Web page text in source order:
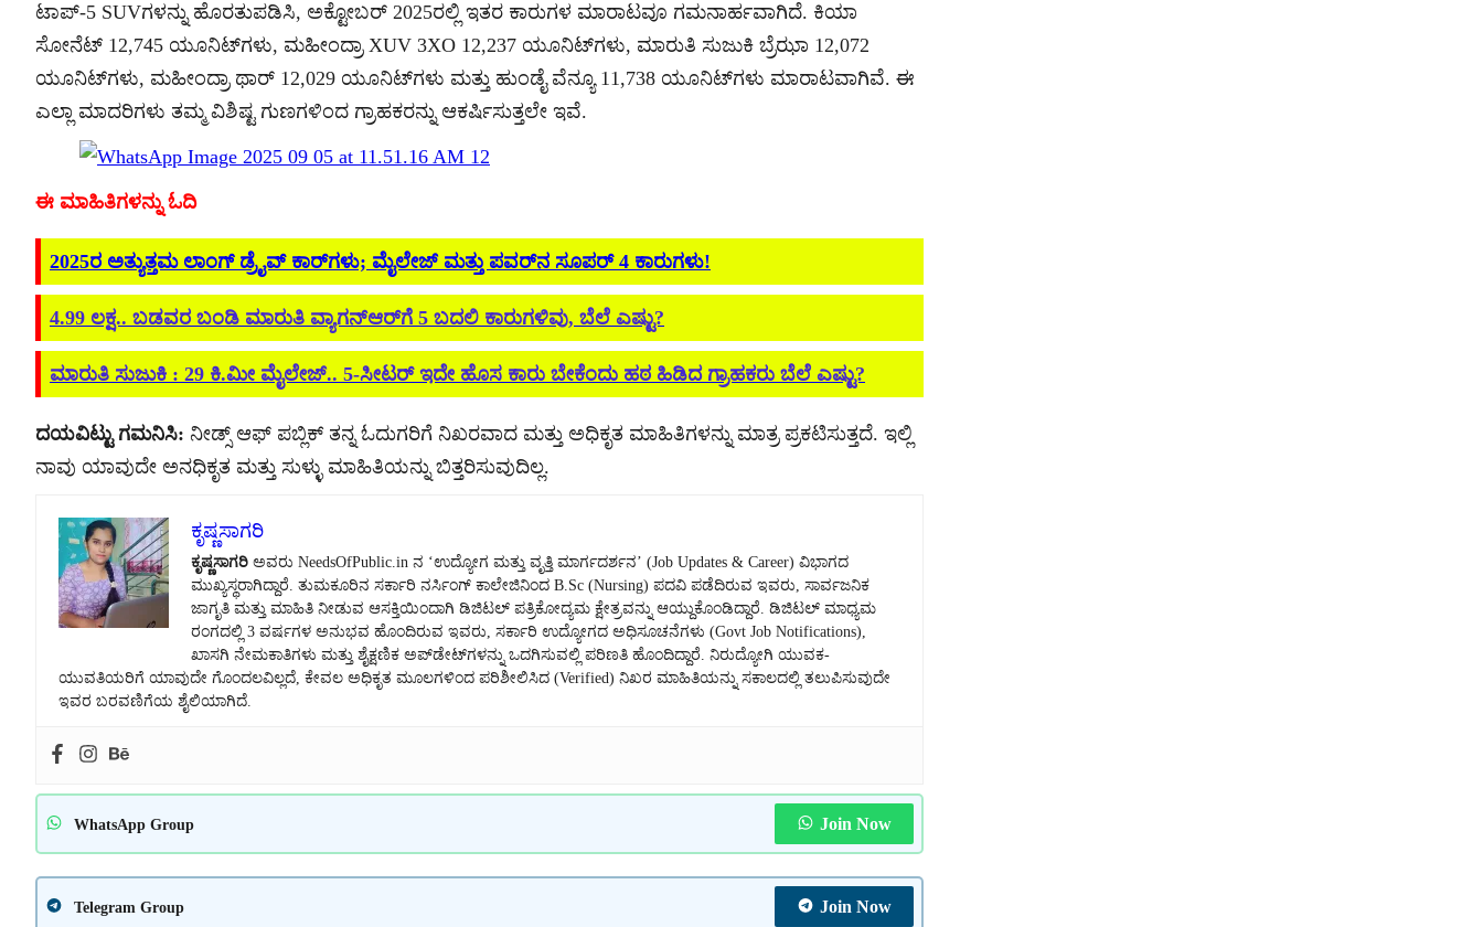
ಟಾಪ್-5 SUVಗಳನ್ನು ಹೊರತುಪಡಿಸಿ, ಅಕ್ಟೋಬರ್ 2025ರಲ್ಲಿ ಇತರ ಕಾರುಗಳ ಮಾರಾಟವೂ ಗಮನಾರ್ಹವಾಗಿದೆ. ಕಿಯಾ
ಸೋನೆಟ್ 12,745 ಯೂನಿಟ್‌ಗಳು, ಮಹೀಂದ್ರಾ XUV 3XO 12,237 ಯೂನಿಟ್‌ಗಳು, ಮಾರುತಿ ಸುಜುಕಿ ಬ್ರೆಝಾ 12,072
ಯೂನಿಟ್‌ಗಳು, ಮಹೀಂದ್ರಾ ಥಾರ್ 12,029 ಯೂನಿಟ್‌ಗಳು ಮತ್ತು ಹುಂಡೈ ವೆನ್ಯೂ 11,738 ಯೂನಿಟ್‌ಗಳು ಮಾರಾಟವಾಗಿವೆ. ಈ
ಎಲ್ಲಾ ಮಾದರಿಗಳು ತಮ್ಮ ವಿಶಿಷ್ಟ ಗುಣಗಳಿಂದ ಗ್ರಾಹಕರನ್ನು ಆಕರ್ಷಿಸುತ್ತಲೇ ಇವೆ.
ಈ ಮಾಹಿತಿಗಳನ್ನು ಓದಿ
2025ರ ಅತ್ಯುತ್ತಮ ಲಾಂಗ್ ಡ್ರೈವ್ ಕಾರ್‌ಗಳು; ಮೈಲೇಜ್ ಮತ್ತು ಪವರ್‌ನ ಸೂಪರ್ 4 ಕಾರುಗಳು!
4.99 ಲಕ್ಷ.. ಬಡವರ ಬಂಡಿ ಮಾರುತಿ ವ್ಯಾಗನ್‌ಆರ್‌ಗೆ 5 ಬದಲಿ ಕಾರುಗಳಿವು, ಬೆಲೆ ಎಷ್ಟು?
ಮಾರುತಿ ಸುಜುಕಿ : 29 ಕಿ.ಮೀ ಮೈಲೇಜ್.. 5-ಸೀಟರ್ ಇದೇ ಹೊಸ ಕಾರು ಬೇಕೆಂದು ಹಠ ಹಿಡಿದ ಗ್ರಾಹಕರು ಬೆಲೆ ಎಷ್ಟು?
ದಯವಿಟ್ಟು ಗಮನಿಸಿ: ನೀಡ್ಸ್ ಆಫ್ ಪಬ್ಲಿಕ್ ತನ್ನ ಓದುಗರಿಗೆ ನಿಖರವಾದ ಮತ್ತು ಅಧಿಕೃತ ಮಾಹಿತಿಗಳನ್ನು ಮಾತ್ರ ಪ್ರಕಟಿಸುತ್ತದೆ. ಇಲ್ಲಿ
ನಾವು ಯಾವುದೇ ಅನಧಿಕೃತ ಮತ್ತು ಸುಳ್ಳು ಮಾಹಿತಿಯನ್ನು ಬಿತ್ತರಿಸುವುದಿಲ್ಲ.
ಕೃಷ್ಣಸಾಗರಿ
ಕೃಷ್ಣಸಾಗರಿ ಅವರು NeedsOfPublic.in ನ ‘ಉದ್ಯೋಗ ಮತ್ತು ವೃತ್ತಿ ಮಾರ್ಗದರ್ಶನ’ (Job Updates & Career) ವಿಭಾಗದ
ಮುಖ್ಯಸ್ಥರಾಗಿದ್ದಾರೆ. ತುಮಕೂರಿನ ಸರ್ಕಾರಿ ನರ್ಸಿಂಗ್ ಕಾಲೇಜಿನಿಂದ B.Sc (Nursing) ಪದವಿ ಪಡೆದಿರುವ ಇವರು, ಸಾರ್ವಜನಿಕ
ಜಾಗೃತಿ ಮತ್ತು ಮಾಹಿತಿ ನೀಡುವ ಆಸಕ್ತಿಯಿಂದಾಗಿ ಡಿಜಿಟಲ್ ಪತ್ರಿಕೋದ್ಯಮ ಕ್ಷೇತ್ರವನ್ನು ಆಯ್ದುಕೊಂಡಿದ್ದಾರೆ. ಡಿಜಿಟಲ್ ಮಾಧ್ಯಮ
ರಂಗದಲ್ಲಿ 3 ವರ್ಷಗಳ ಅನುಭವ ಹೊಂದಿರುವ ಇವರು, ಸರ್ಕಾರಿ ಉದ್ಯೋಗದ ಅಧಿಸೂಚನೆಗಳು (Govt Job Notifications),
ಖಾಸಗಿ ನೇಮಕಾತಿಗಳು ಮತ್ತು ಶೈಕ್ಷಣಿಕ ಅಪ್‌ಡೇಟ್‌ಗಳನ್ನು ಒದಗಿಸುವಲ್ಲಿ ಪರಿಣತಿ ಹೊಂದಿದ್ದಾರೆ. ನಿರುದ್ಯೋಗಿ ಯುವಕ-
ಯುವತಿಯರಿಗೆ ಯಾವುದೇ ಗೊಂದಲವಿಲ್ಲದೆ, ಕೇವಲ ಅಧಿಕೃತ ಮೂಲಗಳಿಂದ ಪರಿಶೀಲಿಸಿದ (Verified) ನಿಖರ ಮಾಹಿತಿಯನ್ನು ಸಕಾಲದಲ್ಲಿ ತಲುಪಿಸುವುದೇ
ಇವರ ಬರವಣಿಗೆಯ ಶೈಲಿಯಾಗಿದೆ.
WhatsApp Group Join Now
Telegram Group Join Now